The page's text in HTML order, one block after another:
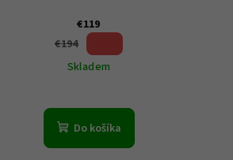
€119
€194
Skladem
Do košíka